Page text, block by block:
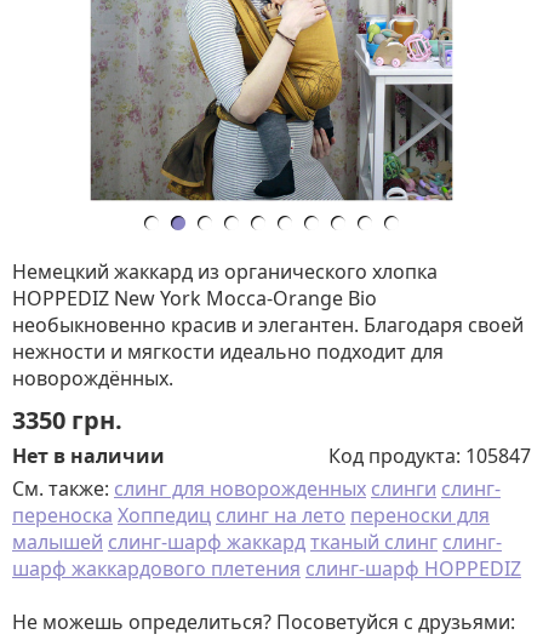
Немецкий жаккард из органического хлопка
HOPPEDIZ New York Mocca-Orange Bio
необыкновенно красив и элегантен. Благодаря своей
нежности и мягкости идеально подходит для
новорождённых.
3350 грн.
Нет в наличии Код продукта: 105847
См. также: слинг для новорожденных слинги слинг-
переноска Хоппедиц слинг на лето переноски для
малышей слинг-шарф жаккардтканый слинг слинг-
шарф жаккардового плетения слинг-шарф HOPPEDIZ
Не можешь определиться? Посоветуйся с друзьями: